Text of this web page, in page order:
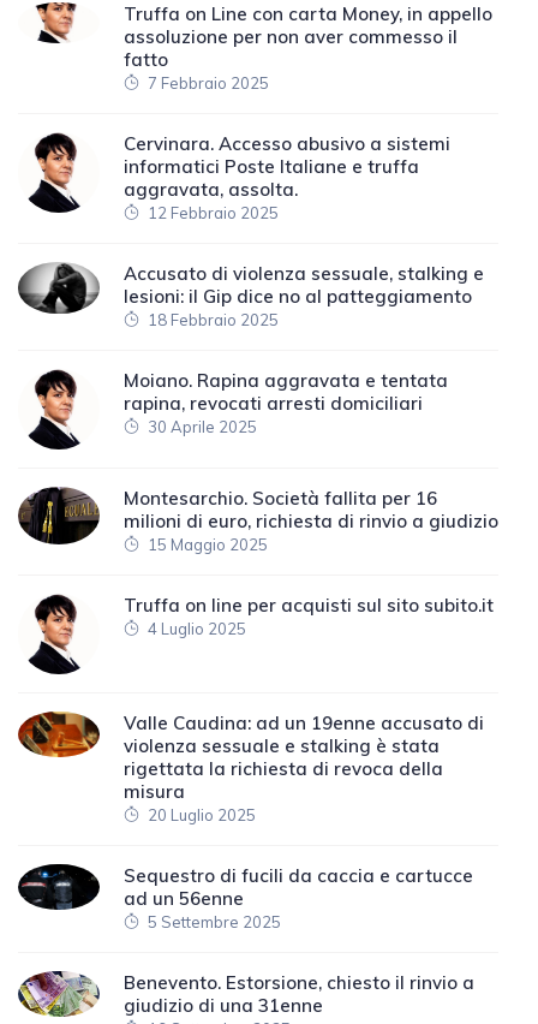
Truffa on Line con carta Money, in appello
assoluzione per non aver commesso il
fatto
7 Febbraio 2025
Cervinara. Accesso abusivo a sistemi
informatici Poste Italiane e truffa
aggravata, assolta.
12 Febbraio 2025
Accusato di violenza sessuale, stalking e
lesioni: il Gip dice no al patteggiamento
18 Febbraio 2025
Moiano. Rapina aggravata e tentata
rapina, revocati arresti domiciliari
30 Aprile 2025
Montesarchio. Società fallita per 16
milioni di euro, richiesta di rinvio a giudizio
15 Maggio 2025
Truffa on line per acquisti sul sito subito.it
4 Luglio 2025
Valle Caudina: ad un 19enne accusato di
violenza sessuale e stalking è stata
rigettata la richiesta di revoca della
misura
20 Luglio 2025
Sequestro di fucili da caccia e cartucce
ad un 56enne
5 Settembre 2025
Benevento. Estorsione, chiesto il rinvio a
giudizio di una 31enne